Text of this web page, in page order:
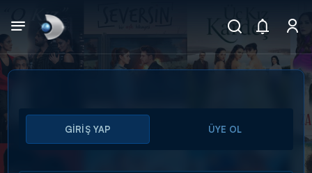
Arama
GİRİŞ YAP ÜYE OL